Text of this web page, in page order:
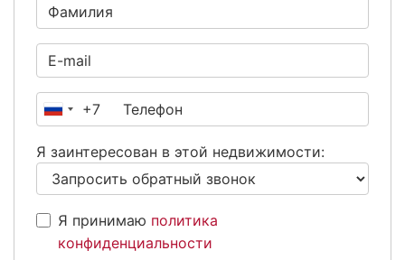
Россия
+7
Я заинтересован в этой недвижимости:
Я принимаю политика
конфиденциальности